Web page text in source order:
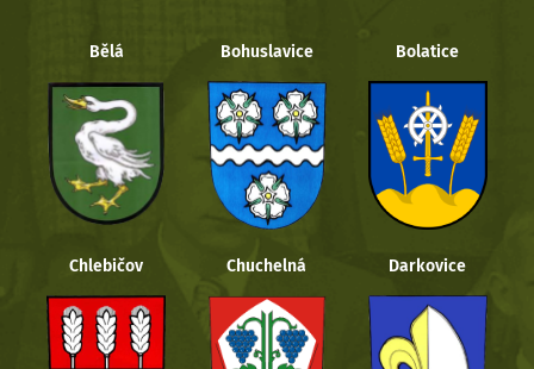
Bělá Bohuslavice Bolatice
Chlebičov Chuchelná Darkovice